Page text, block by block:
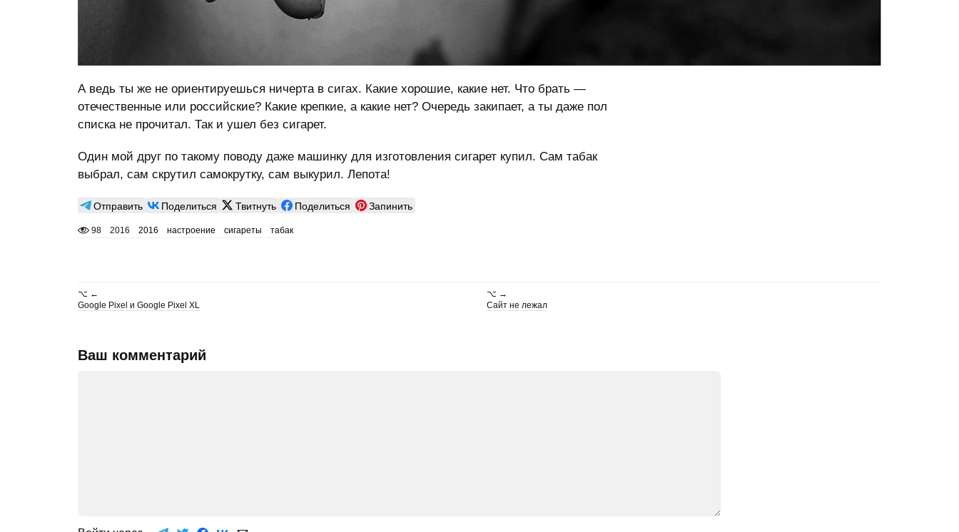
А ведь ты же не ориентируешься ничерта в сигах. Какие хорошие, какие нет. Что брать —
отечественные или российские? Какие крепкие, а какие нет? Очередь закипает, а ты даже пол
списка не прочитал. Так и ушел без сигарет.
Один мой друг по такому поводу даже машинку для изготовления сигарет купил. Сам табак
выбрал, сам скрутил самокрутку, сам выкурил. Лепота!
Отправить Поделиться Твитнуть Поделиться Запинить
98 2016 2016 настроение сигареты табак
⌥ ←
Google Pixel и Google Pixel XL
⌥ →
Сайт не лежал
Ваш комментарий